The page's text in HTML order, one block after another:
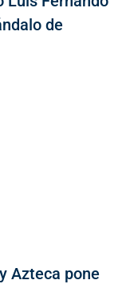
de
Azteca pone